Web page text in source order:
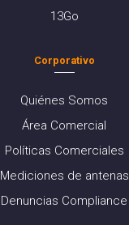
13Go
Corporativo
Quiénes Somos
Área Comercial
Políticas Comerciales
Mediciones de antenas
Denuncias Compliance